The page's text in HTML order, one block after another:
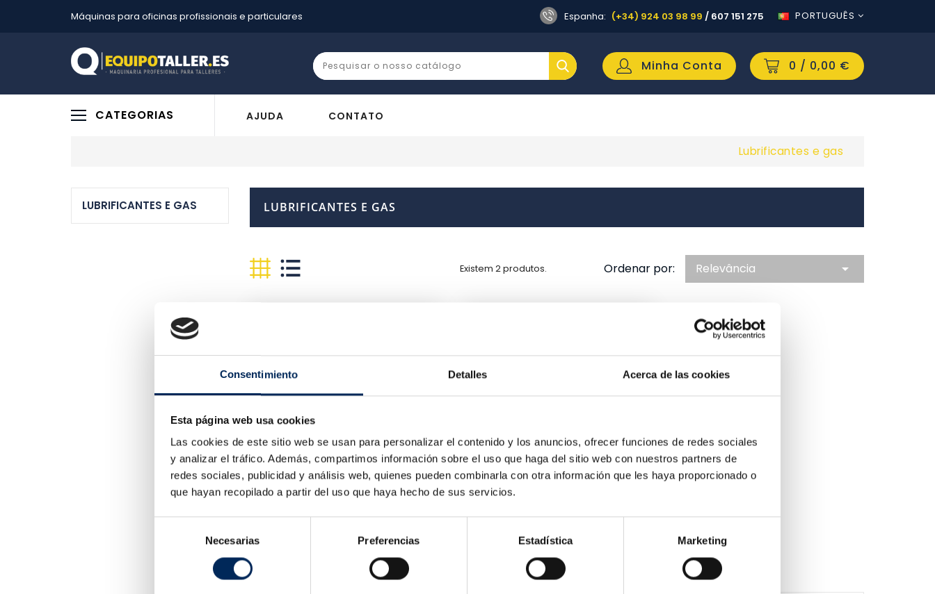
Consentimiento Detalles Acerca de las cookies
Esta página web usa cookies
Las cookies de este sitio web se usan para personalizar el contenido y los anuncios, ofrecer funciones de redes sociales
y analizar el tráfico. Además, compartimos información sobre el uso que haga del sitio web con nuestros partners de
redes sociales, publicidad y análisis web, quienes pueden combinarla con otra información que les haya proporcionado o
que hayan recopilado a partir del uso que haya hecho de sus servicios.
consentimiento
Necesarias Preferencias Estadística Marketing
Máquinas para oficinas profissionais e particulares Espanha: (+34) 924 03 98 99 / 607 151 275 PORTUGUÊS
0 / 0,00 €
Minha Conta
CATEGORIAS AJUDA CONTATO
Lubrificantes e gas
LUBRIFICANTES E GAS LUBRIFICANTES E GAS
Existem 2 produtos. Ordenar por: Relevância 
HLP 46 Óleo Hidráulico HV 20 Litros
65,00 €
Óleo Hidráulico HV 5 Litres HLP 46
25,00 €Preço